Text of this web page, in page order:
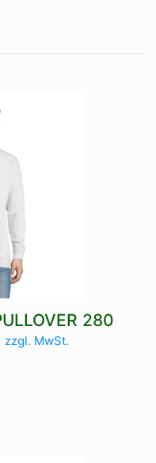
fuchsia, grey
280
zzgl. MwSt.